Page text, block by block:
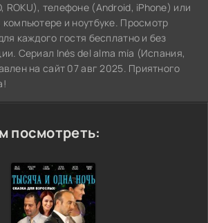
ROKU), телефоне (Android, iPhone) или
и ноутбуке. Просмотр
каждого гостя бесплатно и без
Сериал Inés del alma mía (Испания,
на сайт 07 авг 2025. Приятного
посмотреть: